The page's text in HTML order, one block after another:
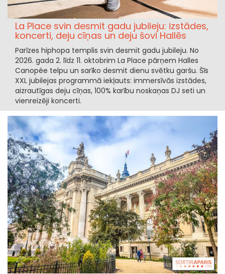
La Place svin desmit gadu jubileju: izstādes,
koncerti, deju cīņas un deju šovi Hallēs
Parīzes hiphopa templis svin desmit gadu jubileju. No
2026. gada 2. līdz 11. oktobrim La Place pārņem Halles
Canopée telpu un sarīko desmit dienu svētku garšu. Šīs
XXL jubilejas programmā iekļauts: immersīvās izstādes,
aizrautīgas deju cīņas, 100% karību noskaņas DJ seti un
vienreizēji koncerti.